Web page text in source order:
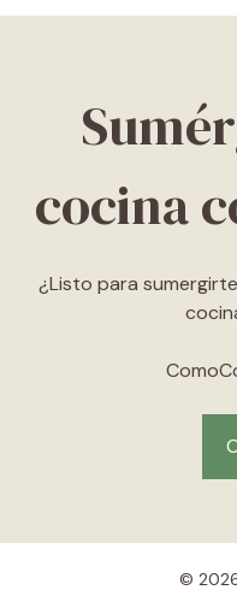
cocina
¿Listo para
©